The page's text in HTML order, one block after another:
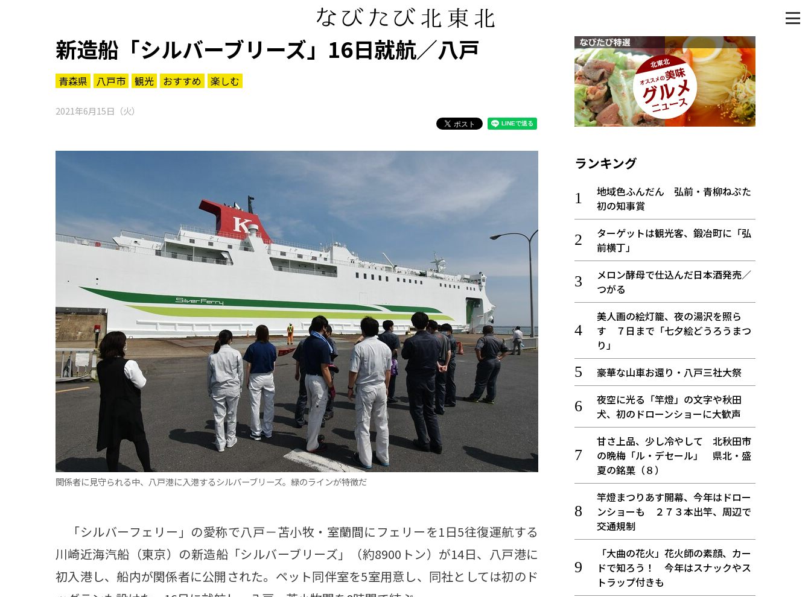
新造船「シルバーブリーズ」16日就航／八戸
青森県 八戸市 観光 おすすめ 楽しむ
2021年6月15日（火）
関係者に見守られる中、八戸港に入港するシルバーブリーズ。緑のラインが特徴だ
「シルバーフェリー」の愛称で八戸－苫小牧・室蘭間にフェリーを1日5往復運航する
川崎近海汽船（東京）の新造船「シルバーブリーズ」（約8900トン）が14日、八戸港に
初入港し、船内が関係者に公開された。ペット同伴室を5室用意し、同社としては初のド
ランキング
地域色ふんだん 弘前・青柳ねぷた
初の知事賞
ターゲットは観光客、鍛冶町に「弘
前横丁」
メロン酵母で仕込んだ日本酒発売／
つがる
美人画の絵灯籠、夜の湯沢を照ら
す ７日まで「七夕絵どうろうまつ
り」
豪華な山車お還り・八戸三社大祭
夜空に光る「竿燈」の文字や秋田
犬、初のドローンショーに大歓声
甘さ上品、少し冷やして 北秋田市
の晩梅「ル・デセール」 県北・盛
夏の銘菓（８）
竿燈まつりあす開幕、今年はドロー
ンショーも ２７３本出竿、周辺で
交通規制
「大曲の花火」花火師の素顔、カー
ドで知ろう！ 今年はスナックやス
トラップ付きも
まつり・イベント
おみやげ・特産
道の駅・産直
アウトドア・レジャー
ご当地グルメ